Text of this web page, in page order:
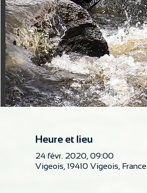
Heure et lieu
24 févr. 2020, 09:00
Vigeois, 19410 Vigeois, France